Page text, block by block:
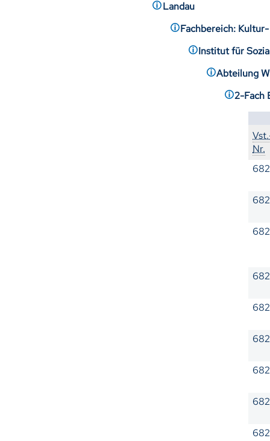
Landau
Fachbereich:
Institut für
Abteilung
2-Fach
Nr.